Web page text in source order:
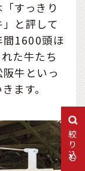
絞り込む
すっきり
と評して
間1600頭ほ
た牛たち
牛といっ
ます。